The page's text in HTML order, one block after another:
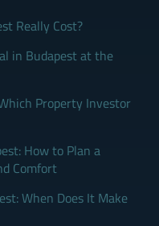
Really Cost?
in Budapest at the
Property Investor
How to Plan a
Comfort
When Does It Make